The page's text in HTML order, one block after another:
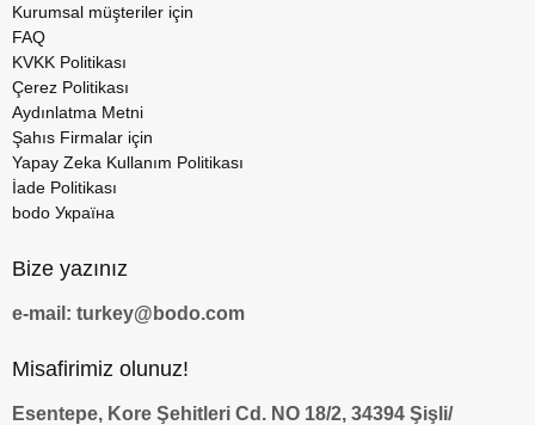
Kurumsal müşteriler için
FAQ
KVKK Politikası
Çerez Politikası
Aydınlatma Metni
Şahıs Firmalar için
Yapay Zeka Kullanım Politikası
İade Politikası
bodo Україна
Bize yazınız
e-mail: turkey@bodo.com
Misafirimiz olunuz!
Esentepe, Kore Şehitleri Cd. NO 18/2, 34394 Şişli/